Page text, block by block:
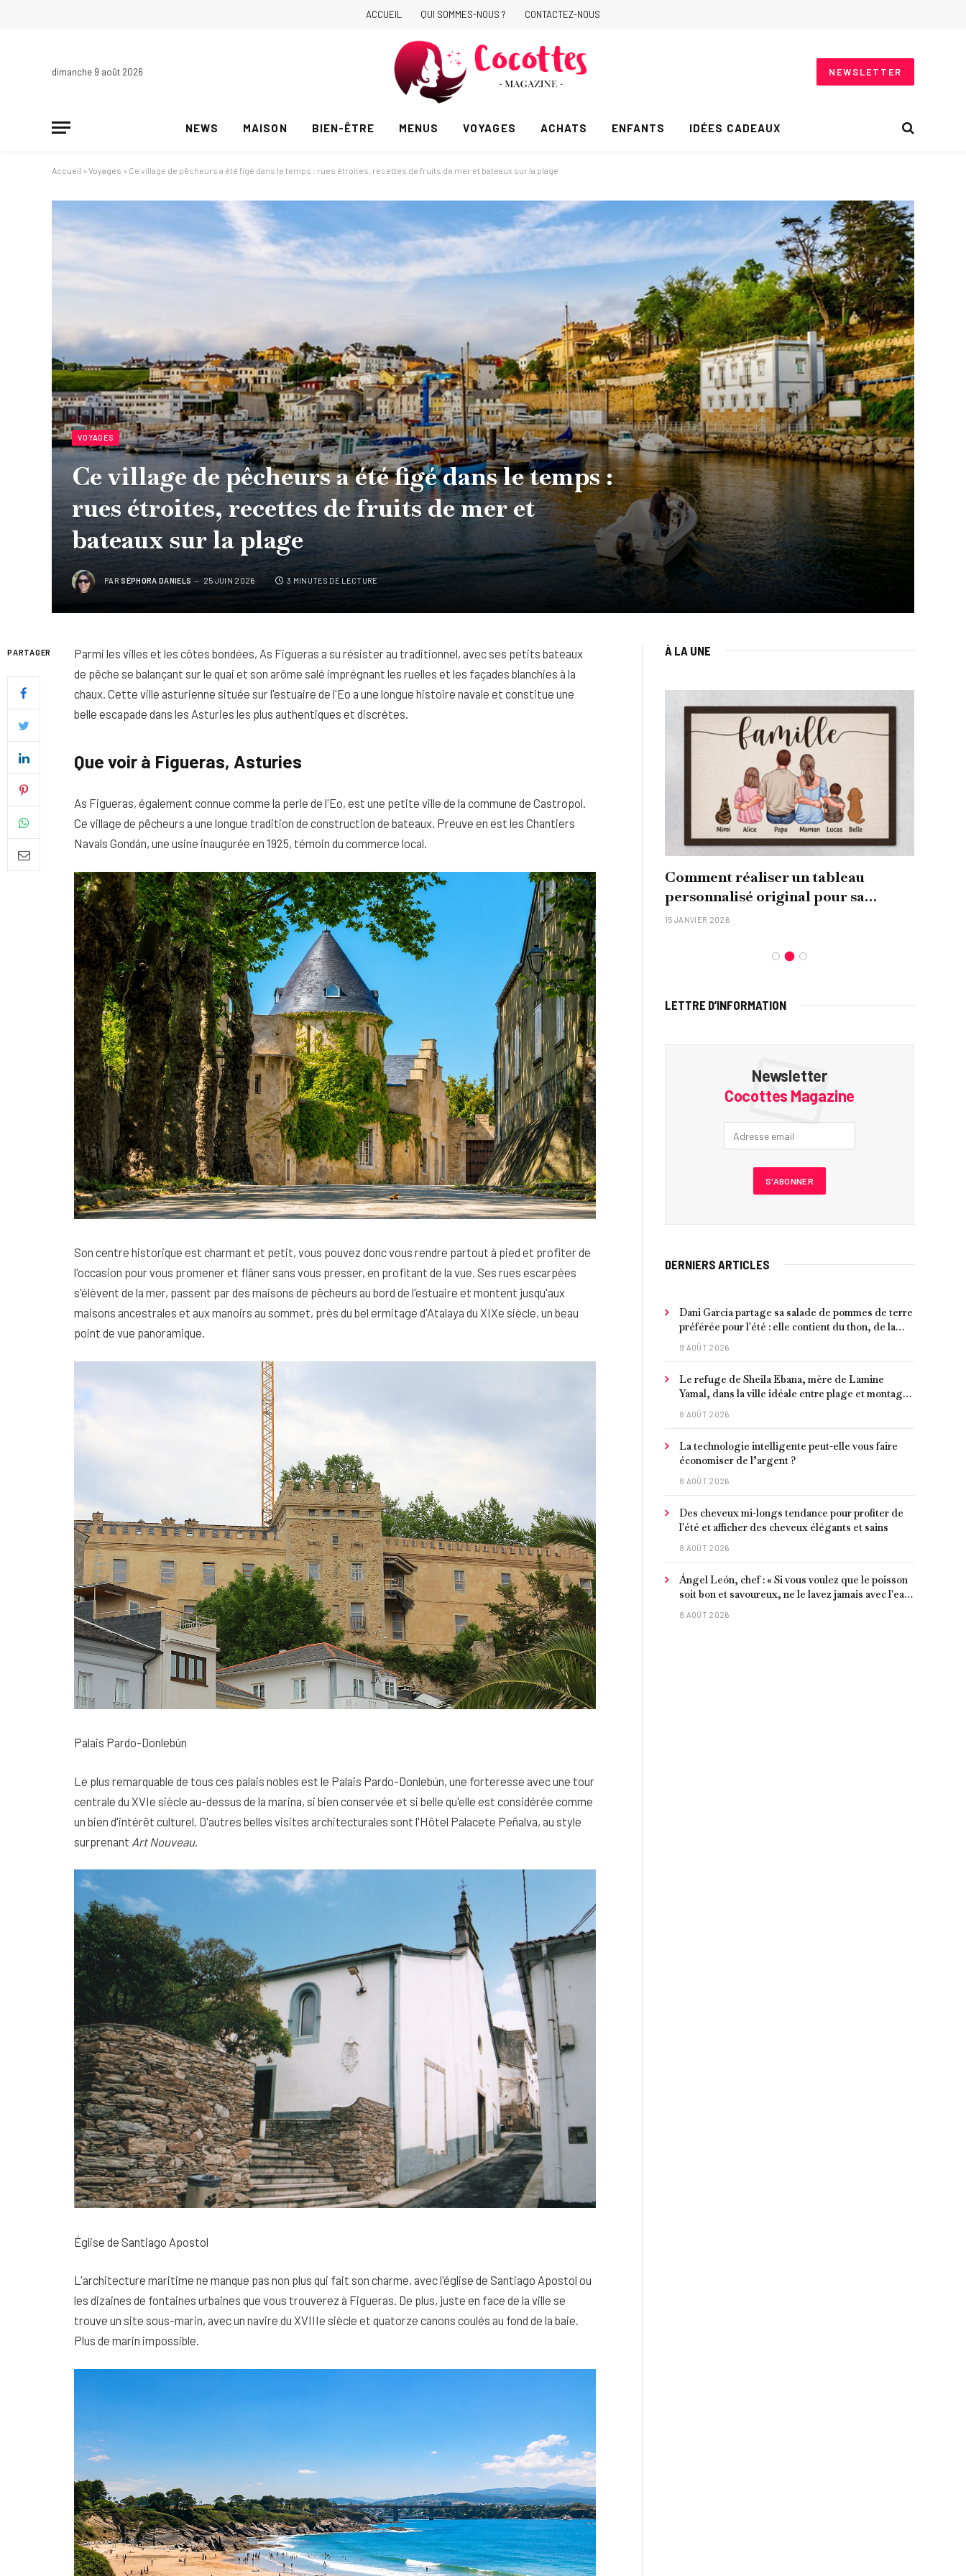
ACCUEIL QUI SOMMES-NOUS ? CONTACTEZ-NOUS
dimanche 9 août 2026 NEWSLETTER
NEWS MAISON BIEN-ÊTRE MENUS VOYAGES ACHATS ENFANTS IDÉES CADEAUX
Accueil » Voyages » Ce village de pêcheurs a été figé dans le temps : rues étroites, recettes de fruits de mer et bateaux sur la plage
VOYAGES
Ce village de pêcheurs a été figé dans le temps :
rues étroites, recettes de fruits de mer et
bateaux sur la plage
PAR SÉPHORA DANIELS 25 JUIN 2026 3 MINUTES DE LECTURE
PARTAGER
Parmi les villes et les côtes bondées, As Figueras a su résister au traditionnel, avec ses petits bateaux
de pêche se balançant sur le quai et son arôme salé imprégnant les ruelles et les façades blanchies à la
chaux. Cette ville asturienne située sur l'estuaire de l'Eo a une longue histoire navale et constitue une
belle escapade dans les Asturies les plus authentiques et discrètes.
Que voir à Figueras, Asturies
As Figueras, également connue comme la perle de l'Eo, est une petite ville de la commune de Castropol.
Ce village de pêcheurs a une longue tradition de construction de bateaux. Preuve en est les Chantiers
Navals Gondán, une usine inaugurée en 1925, témoin du commerce local.
Son centre historique est charmant et petit, vous pouvez donc vous rendre partout à pied et profiter de
l'occasion pour vous promener et flâner sans vous presser, en profitant de la vue. Ses rues escarpées
s'élèvent de la mer, passent par des maisons de pêcheurs au bord de l'estuaire et montent jusqu'aux
maisons ancestrales et aux manoirs au sommet, près du bel ermitage d'Atalaya du XIXe siècle, un beau
point de vue panoramique.
Palais Pardo-Donlebún
Le plus remarquable de tous ces palais nobles est le Palais Pardo-Donlebún, une forteresse avec une tour
centrale du XVIe siècle au-dessus de la marina, si bien conservée et si belle qu'elle est considérée comme
un bien d'intérêt culturel. D'autres belles visites architecturales sont l'Hôtel Palacete Peñalva, au style
surprenant Art Nouveau.
Église de Santiago Apostol
L'architecture maritime ne manque pas non plus qui fait son charme, avec l'église de Santiago Apostol ou
les dizaines de fontaines urbaines que vous trouverez à Figueras. De plus, juste en face de la ville se
trouve un site sous-marin, avec un navire du XVIIIe siècle et quatorze canons coulés au fond de la baie.
Plus de marin impossible.
À LA UNE
Quel soin adopter pour une peau
uniforme et lumineuse
26 NOVEMBRE 2025
Peau sèche et sensible : quels soins
utiliser pour ne pas l’irriter ?
4 JUIN 2026
Comment réaliser un tableau
personnalisé original pour sa
famille ?
15 JANVIER 2026
LETTRE D’INFORMATION
Newsletter
Cocottes Magazine
DERNIERS ARTICLES
Dani García partage sa salade de pommes de terre
préférée pour l'été : elle contient du thon, de la
tomate, du concombre et de l'œuf
9 AOÛT 2026
Le refuge de Sheila Ebana, mère de Lamine
Yamal, dans la ville idéale entre plage et montagne
pour vivre tranquillement près de Barcelone
8 AOÛT 2026
La technologie intelligente peut-elle vous faire
économiser de l’argent ?
8 AOÛT 2026
Des cheveux mi-longs tendance pour profiter de
l'été et afficher des cheveux élégants et sains
8 AOÛT 2026
Ángel León, chef : « Si vous voulez que le poisson
soit bon et savoureux, ne le lavez jamais avec l'eau
du robinet »
8 AOÛT 2026